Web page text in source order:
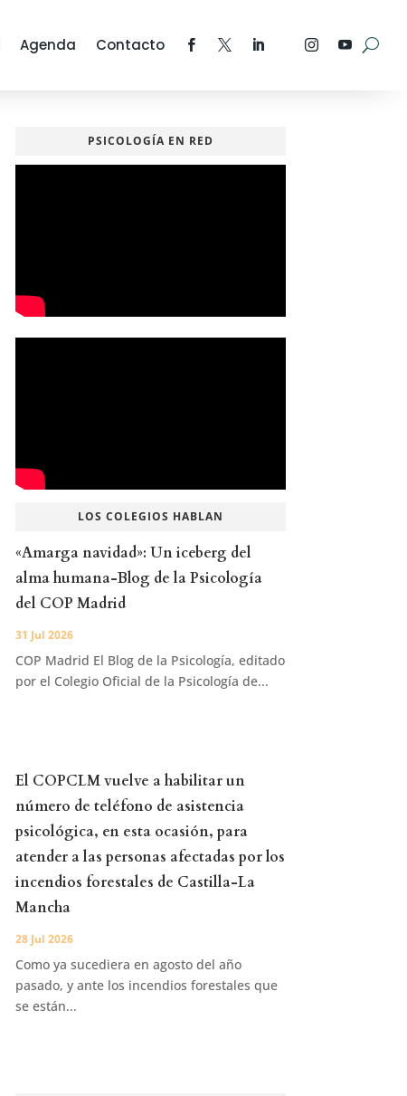
Agenda Contacto
PSICOLOGÍA EN RED
LOS COLEGIOS HABLAN
«Amarga navidad»: Un iceberg del
alma humana-Blog de la Psicología
del COP Madrid
31 Jul 2026
COP Madrid El Blog de la Psicología, editado
por el Colegio Oficial de la Psicología de...
El COPCLM vuelve a habilitar un
número de teléfono de asistencia
psicológica, en esta ocasión, para
atender a las personas afectadas por los
incendios forestales de Castilla-La
Mancha
28 Jul 2026
Como ya sucediera en agosto del año
pasado, y ante los incendios forestales que
se están...